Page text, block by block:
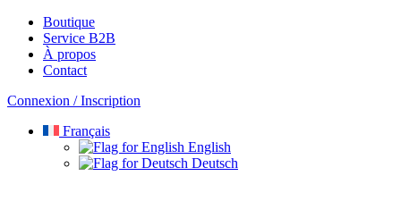
Boutique
Service B2B
À propos
Contact
Connexion / Inscription
Français
English
Deutsch